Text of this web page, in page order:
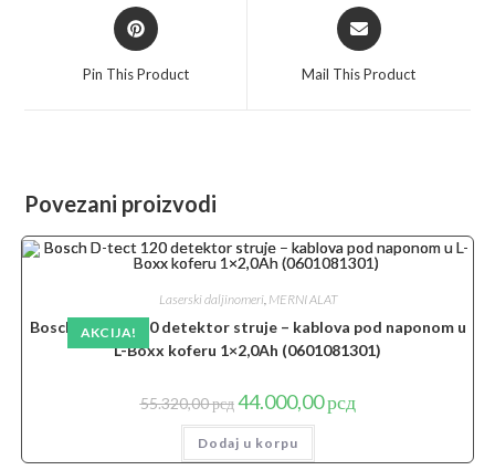
Opens
in
Pin This Product
Opens
in
Mail This Product
Povezani proizvodi
AKCIJA!
Laserski daljinomeri, MERNI ALAT
Bosch D-tect 120 detektor struje – kablova pod naponom u
L-Boxx koferu 1×2,0Ah (0601081301)
55.320,00рсд Originalna
cena
je
bila:
55.320,00 рсд.
44.000,00рсдTrenutna
cena
Dodaj u korpu